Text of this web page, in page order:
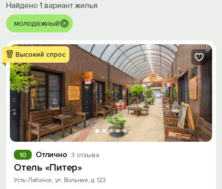
Найдено 1 вариант жилья
молодежный
Высокий спрос
Отлично 3 отзыва
10
Отель «Питер»
Усть-Лабинск, ул. Вольная, д. 123